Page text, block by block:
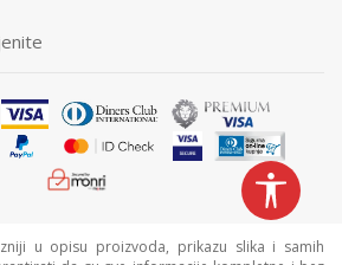
u opisu proizvoda, prikazu slika i samih